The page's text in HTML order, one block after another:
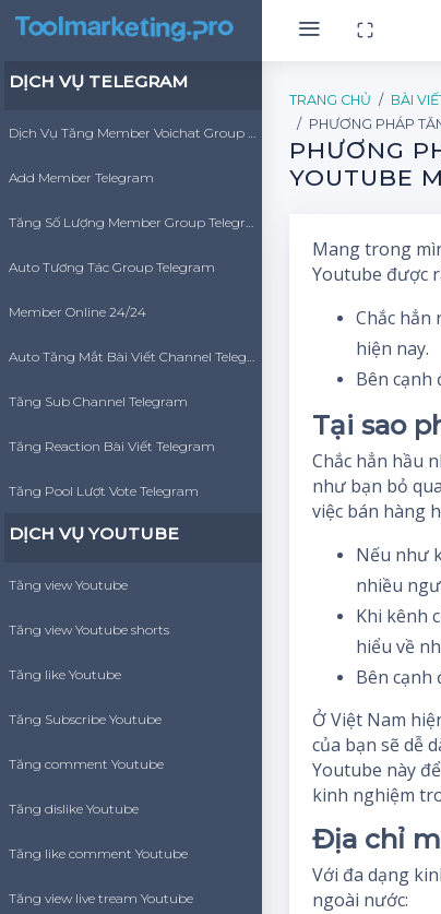
DỊCH VỤ TELEGRAM
Dịch Vụ Tăng Member Voichat Group Telegram
Add Member Telegram
Tăng Số Lượng Member Group Telegram
Auto Tương Tác Group Telegram
Member Online 24/24
Auto Tăng Mắt Bài Viết Channel Telegram
Tăng Sub Channel Telegram
Tăng Reaction Bài Viết Telegram
Tăng Pool Lượt Vote Telegram
DỊCH VỤ YOUTUBE
Tăng view Youtube
Tăng view Youtube shorts
Tăng like Youtube
Tăng Subscribe Youtube
Tăng comment Youtube
Tăng dislike Youtube
Tăng like comment Youtube
Tăng view live tream Youtube
TRANG CHỦ
BÀI
PHƯƠNG PHÁP
PHƯƠNG
YOUTUBE
Mang trong
Youtube được
Chắc hẳn
hiện nay.
Bên cạnh
Tại sao
Chắc hẳn hầu
như bạn bỏ
việc bán hàng
Nếu như
nhiều
Khi kênh
hiểu về
Bên
Ở Việt Nam
của bạn sẽ dễ
Youtube này
kinh nghiệm
Địa chỉ
Với đa dạng
ngoài nước: